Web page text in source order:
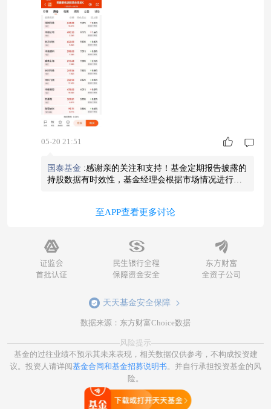
05-20 21:51
国泰基金 :感谢亲的关注和支持！基金定期报告披露的
持股数据有时效性，基金经理会根据市场情况进行调
认无误的净值才可对外披露，请您放心
至APP查看更多讨论
天天基金安全保障
数据来源：东方财富Choice数据
风险提示
基金的过往业绩不预示其未来表现，相关数据仅供参考，不构成投资建
议。投资人请详阅基金合同和基金招募说明书。并自行承担投资基金的风
险。
打开天天基金